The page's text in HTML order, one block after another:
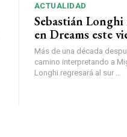
ACTUALIDAD
Sebastián Longhi
en Dreams este
Más de una década
camino interpretando a
Longhi regresará al sur ...